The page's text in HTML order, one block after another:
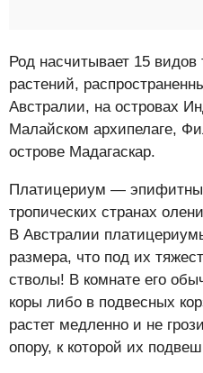
Род насчитывает 15
растений,
Австралии, на островах
Малайском архипелаге,
острове Мадагаскар.
Платицериум —
тропических странах
В Австралии
размера, что под их
стволы! В комнате его
коры либо в подвесных
растет медленно и не
опору, к которой их